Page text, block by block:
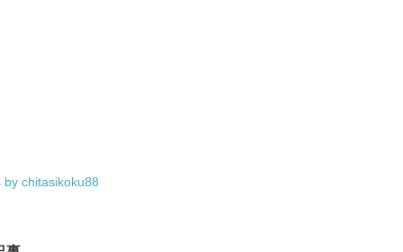
by chitasikoku88